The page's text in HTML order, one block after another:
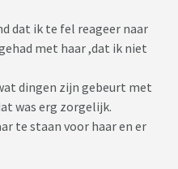
dat ik te fel reageer naar
met haar ,dat ik niet
dingen zijn gebeurt met
was erg zorgelijk.
te staan voor haar en er